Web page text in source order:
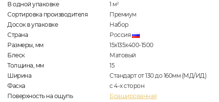
В одной упаковке
1 м2
Сортировка производителя
Премиум
Досок в упаковке
Набор
Страна
Россия
Размеры, мм
15х135х400-1500
Блеск
Матовый
Толщина, мм
15
Ширина
Стандарт от 130 до 160мм (МД/ИД)
Фаска
с 4-х сторон
Поверхность на ощупь
Брашированная